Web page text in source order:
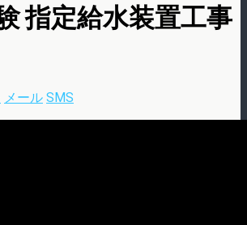
指定給水装置工事
メール SMS